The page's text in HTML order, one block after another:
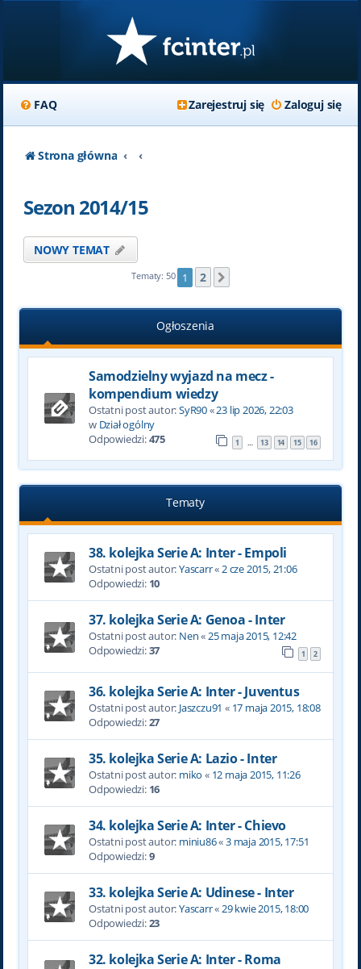
FAQ Zaloguj się
Zarejestruj się
Strona główna
Sezon 2014/15
NOWY TEMAT
Tematy: 50 1 2
Ogłoszenia
Samodzielny wyjazd na mecz -
kompendium wiedzy
Ostatni post autor:SyR90«23 lip 2026, 22:03
w Dział ogólny
Odpowiedzi:475 1 … 13 14 15 16
Tematy
38. kolejka Serie A: Inter - Empoli
Ostatni post autor:Yascarr«2 cze 2015, 21:06
Odpowiedzi: 10
37. kolejka Serie A: Genoa - Inter
Ostatni post autor: Nen«25 maja 2015, 12:42
Odpowiedzi:37 1 2
36. kolejka Serie A: Inter - Juventus
Ostatni post autor: Jaszczu91 « 17 maja 2015, 18:08
Odpowiedzi:27
35. kolejka Serie A: Lazio - Inter
Ostatni post autor: miko « 12 maja 2015, 11:26
Odpowiedzi: 16
34. kolejka Serie A: Inter - Chievo
Ostatni post autor: miniu86«3 maja 2015, 17:51
Odpowiedzi:9
33. kolejka Serie A: Udinese - Inter
Ostatni post autor:Yascarr«29 kwie 2015, 18:00
Odpowiedzi:23
32. kolejka Serie A: Inter - Roma